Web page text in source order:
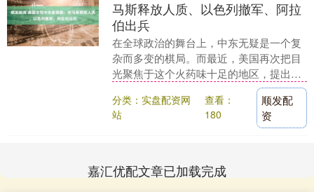
马斯释放人质、以色列撤军、阿拉
伯出兵
在全球政治的舞台上，中东无疑是一个复
杂而多变的棋局。而最近，美国再次把目
光聚焦于这个火药味十足的地区，提出了
一项包含21条内容的新中东和平方案。这
一方案不仅意在....
分类：实盘配资网
站
查看：
180
顺发配
资
嘉汇优配文章已加载完成